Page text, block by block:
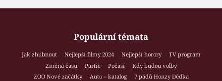
Populární témata
Jak zhubnout Nejlepší filmy 2024 Nejlepší horory
TV program
Změna času
Partie Počasí
Kdy budou volby
ZOO Nové začátky
Auto – katalog
7 pádů Honzy Dědka